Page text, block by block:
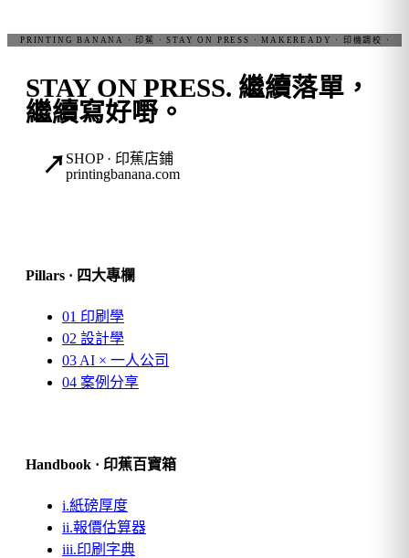
STAY ON PRESS. 繼續落單，
繼續寫好嘢。
↗ SHOP · 印蕉店鋪
printingbanana.com
Pillars · 四大專欄
01 印刷學
02 設計學
03 AI × 一人公司
04 案例分享
Handbook · 印蕉百寶箱
i.紙磅厚度
ii.報價估算器
iii.印刷字典